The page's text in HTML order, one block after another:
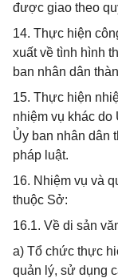
được giao theo
14. Thực hiện
xuất về tình hình
ban nhân dân
15. Thực hiện
nhiệm vụ khác do
Ủy ban nhân dân
pháp luật.
16. Nhiệm vụ và
thuộc Sở:
16.1. Về di sản
a) Tổ chức thực
quản lý, sử dụng